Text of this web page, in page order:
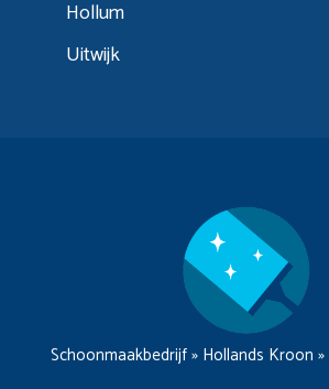
Hollum
Uitwijk
Schoonmaakbedrijf» Hollands Kroon »